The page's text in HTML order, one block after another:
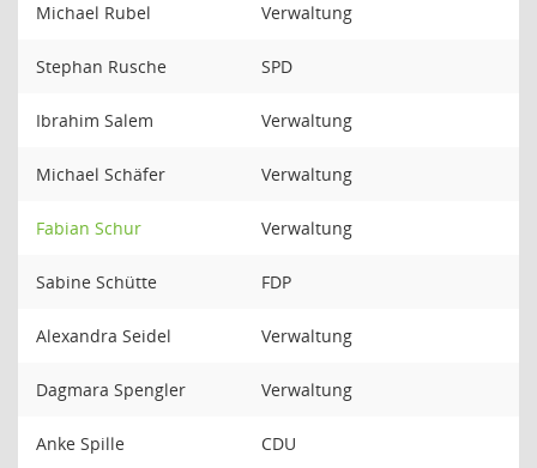
Michael Rubel Verwaltung
Stephan Rusche SPD
Ibrahim Salem Verwaltung
Michael Schäfer Verwaltung
Fabian Schur Verwaltung
Sabine Schütte FDP
Alexandra Seidel Verwaltung
Dagmara Spengler Verwaltung
Anke Spille CDU